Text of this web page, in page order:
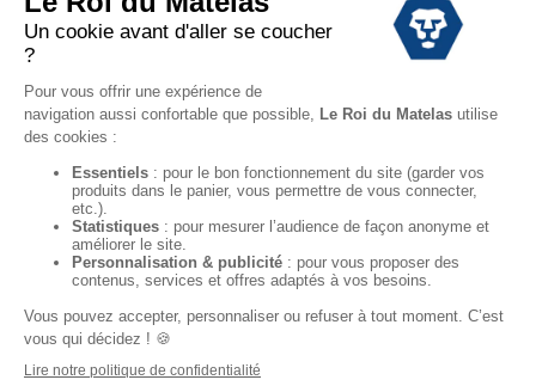
Soldes
Conditions Générales de vente magasin
Conditions Générales de vente internet
Mentions Légales
Données personnelles
Codes promo Le Roi du Matelas
Copyright © 2022. All rights reserved.